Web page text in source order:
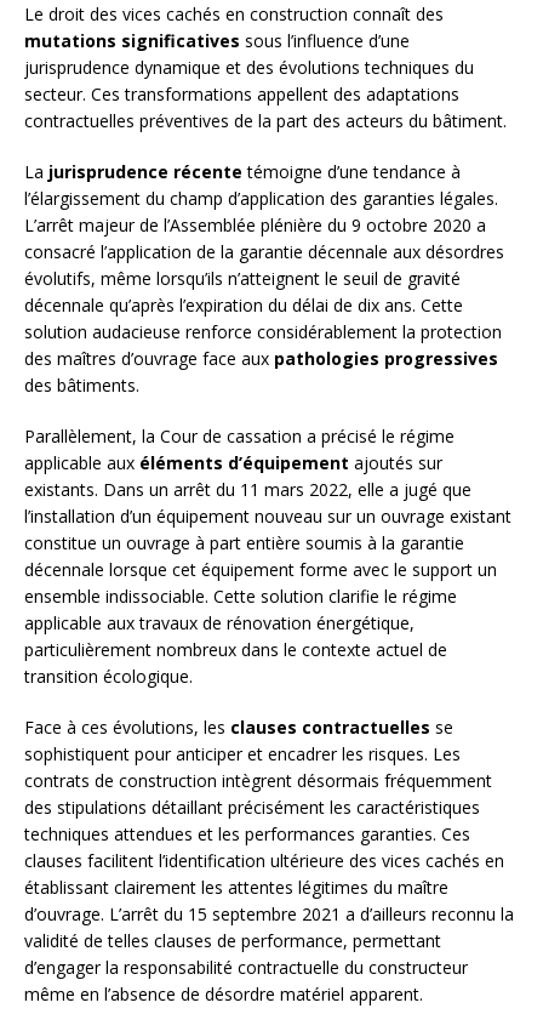
Le droit des vices cachés en construction connaît des
mutations significatives sous l’influence d’une
jurisprudence dynamique et des évolutions techniques du
secteur. Ces transformations appellent des adaptations
contractuelles préventives de la part des acteurs du bâtiment.
La jurisprudence récente témoigne d’une tendance à
l’élargissement du champ d’application des garanties légales.
L’arrêt majeur de l’Assemblée plénière du 9 octobre 2020 a
consacré l’application de la garantie décennale aux désordres
évolutifs, même lorsqu’ils n’atteignent le seuil de gravité
décennale qu’après l’expiration du délai de dix ans. Cette
solution audacieuse renforce considérablement la protection
des maîtres d’ouvrage face aux pathologies progressives
des bâtiments.
Parallèlement, la Cour de cassation a précisé le régime
applicable aux éléments d’équipement ajoutés sur
existants. Dans un arrêt du 11 mars 2022, elle a jugé que
l’installation d’un équipement nouveau sur un ouvrage existant
constitue un ouvrage à part entière soumis à la garantie
décennale lorsque cet équipement forme avec le support un
ensemble indissociable. Cette solution clarifie le régime
applicable aux travaux de rénovation énergétique,
particulièrement nombreux dans le contexte actuel de
transition écologique.
Face à ces évolutions, les clauses contractuelles se
sophistiquent pour anticiper et encadrer les risques. Les
contrats de construction intègrent désormais fréquemment
des stipulations détaillant précisément les caractéristiques
techniques attendues et les performances garanties. Ces
clauses facilitent l’identification ultérieure des vices cachés en
établissant clairement les attentes légitimes du maître
d’ouvrage. L’arrêt du 15 septembre 2021 a d’ailleurs reconnu la
validité de telles clauses de performance, permettant
d’engager la responsabilité contractuelle du constructeur
même en l’absence de désordre matériel apparent.